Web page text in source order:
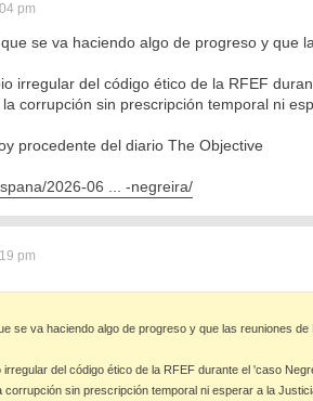
pm
se va haciendo algo de progreso y que
irregular del código ético de la RFEF
corrupción sin prescripción temporal ni
procedente del diario The Objective
2026-06 ... -negreira/
pm
se va haciendo algo de progreso y que las reuniones
irregular del código ético de la RFEF durante el 'caso
sin prescripción temporal ni esperar a la